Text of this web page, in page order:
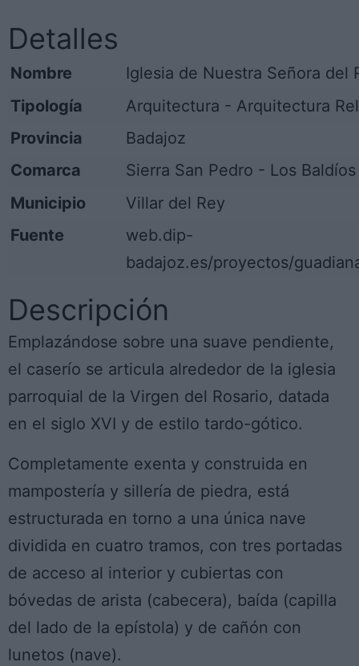
Detalles
Nombre
Iglesia de Nuestra Señora del
Tipología
Arquitectura - Arquitectura
Provincia
Badajoz
Comarca
Sierra San Pedro - Los Baldíos
Municipio
Villar del Rey
Fuente
web.dip-
badajoz.es/proyectos/
Descripción
Emplazándose sobre una suave pendiente,
el caserío se articula alrededor de la iglesia
parroquial de la Virgen del Rosario, datada
en el siglo XVI y de estilo tardo-gótico.
Completamente exenta y construida en
mampostería y sillería de piedra, está
estructurada en torno a una única nave
dividida en cuatro tramos, con tres portadas
de acceso al interior y cubiertas con
bóvedas de arista (cabecera), baída (capilla
del lado de la epístola) y de cañón con
lunetos (nave).